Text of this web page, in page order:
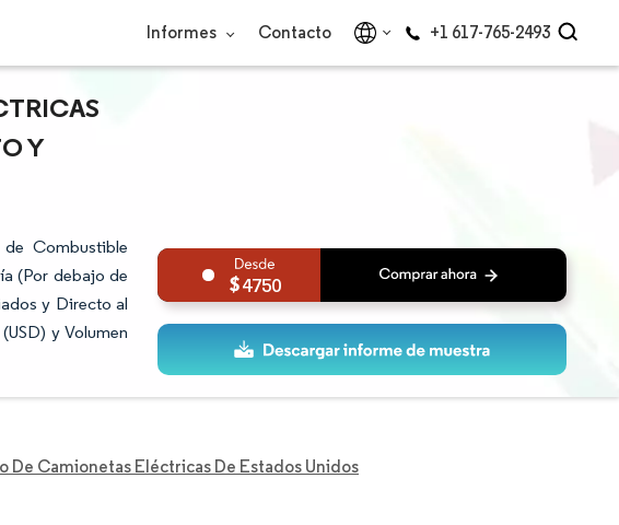
Informes Contacto +1 617-765-2493
Y
Combustible
(Por debajo de
y Directo al
y Volumen
4750
De Camionetas Eléctricas De Estados Unidos